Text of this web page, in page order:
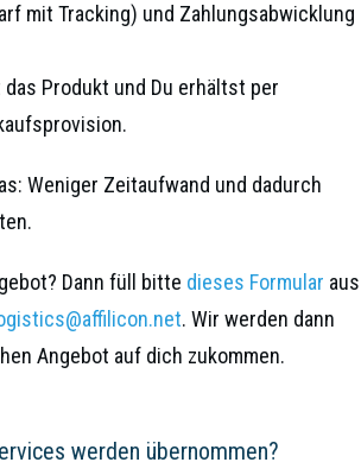
mit Tracking) und Zahlungsabwicklung
das Produkt und Du erhältst per
Weniger Zeitaufwand und dadurch
Dann füll bitte dieses Formular aus
. Wir werden dann
Angebot auf dich zukommen.
werden übernommen?